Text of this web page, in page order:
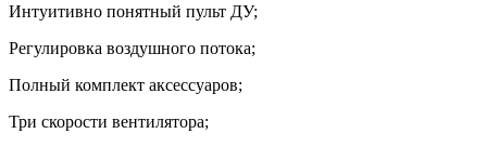
Интуитивно понятный пульт ДУ;
Регулировка воздушного потока;
Полный комплект аксессуаров;
Три скорости вентилятора;